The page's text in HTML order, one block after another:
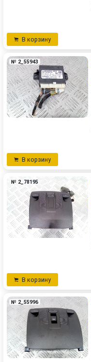
В корзину
№ 2_55943
В корзину
№ 2_78195
В корзину
№ 2_55996